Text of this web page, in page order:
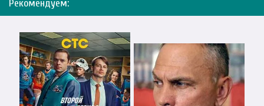
Рекомендуем: